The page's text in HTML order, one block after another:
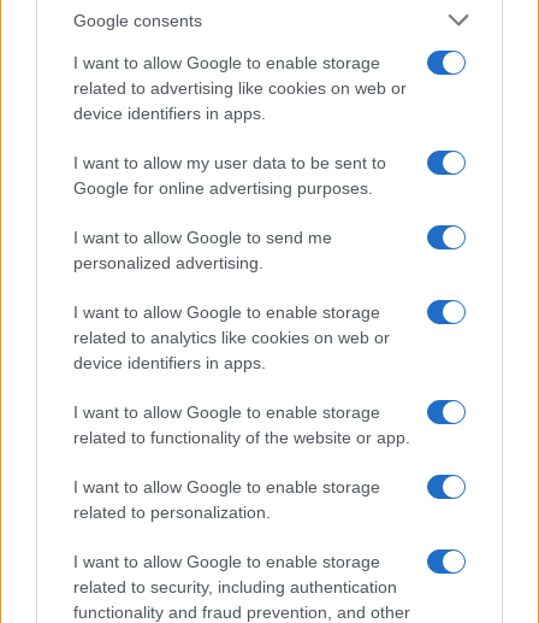
Google consents
I want to allow Google to enable storage
related to advertising like cookies on web or
device identifiers in apps.
I want to allow my user data to be sent to
Google for online advertising purposes.
I want to allow Google to send me
personalized advertising.
I want to allow Google to enable storage
related to analytics like cookies on web or
device identifiers in apps.
I want to allow Google to enable storage
related to functionality of the website or app.
I want to allow Google to enable storage
related to personalization.
I want to allow Google to enable storage
related to security, including authentication
functionality and fraud prevention, and other
Brand
Védelem IP68
Limited Edition
SAR
Nincs publikus adat!
N/A = Nincs adat. Legutóbbi frissítés: 2026-07-13 19:00:00
Xiaomi 15T Pro